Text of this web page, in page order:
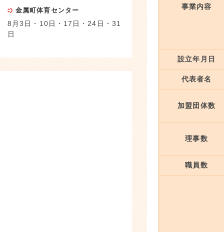
事業内容
設立年月日
代表者名
加盟団体数
理事数
職員数
金属町体育センター
8月3日・10日・17日・24日・31
日